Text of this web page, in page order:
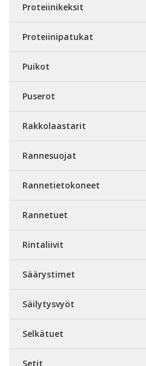
Proteiinikeksit
Proteiinipatukat
Puikot
Puserot
Rakkolaastarit
Rannesuojat
Rannetietokoneet
Rannetuet
Rintaliivit
Säärystimet
Säilytysvyöt
Selkätuet
Setit